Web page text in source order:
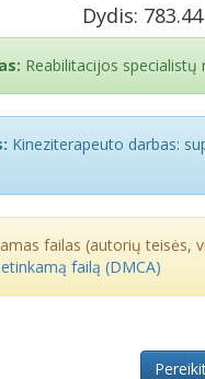
Dydis:
Reabilitacijos
Kineziterapeuto darbas:
failas (autorių teisės,
failą (DMCA)